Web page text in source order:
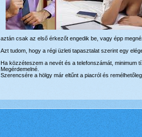
aztán csak az első érkezőt engedik be, vagy épp
Azt tudom, hogy a régi üzleti tapasztalat szerint egy
Ha közzéteszem a nevét és a telefonszámát, minimum
Megérdemelné.
Szerencsére a hölgy már eltűnt a piacról és